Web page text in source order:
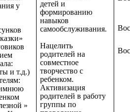
у
и т.д.)
»
детей и
формированию
навыков
самообслуживания.
Нацелить
родителей на
совместное
творчество с
ребенком.
Активизация
родителей в работу
группы по